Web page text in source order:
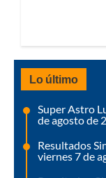
Lo último
Super Astro
de agosto de
Resultados
viernes 7 de